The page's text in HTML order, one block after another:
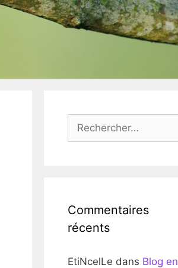
Commentaires
récents
EtiNcelLe dans Blog en